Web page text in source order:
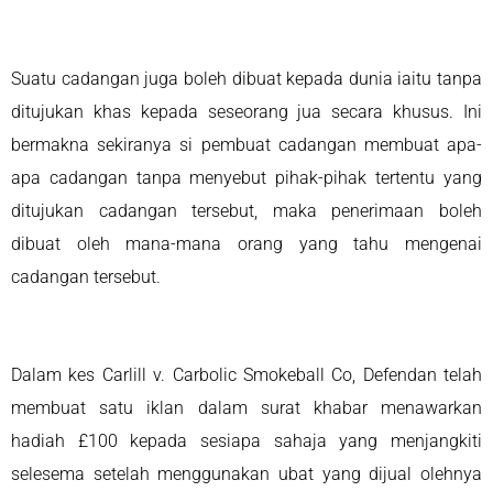
Suatu cadangan juga boleh dibuat kepada dunia iaitu tanpa
ditujukan khas kepada seseorang jua secara khusus. Ini
bermakna sekiranya si pembuat cadangan membuat apa-
apa cadangan tanpa menyebut pihak-pihak tertentu yang
ditujukan cadangan tersebut, maka penerimaan boleh
dibuat oleh mana-mana orang yang tahu mengenai
cadangan tersebut.
Dalam kes Carlill v. Carbolic Smokeball Co, Defendan telah
membuat satu iklan dalam surat khabar menawarkan
hadiah £100 kepada sesiapa sahaja yang menjangkiti
selesema setelah menggunakan ubat yang dijual olehnya